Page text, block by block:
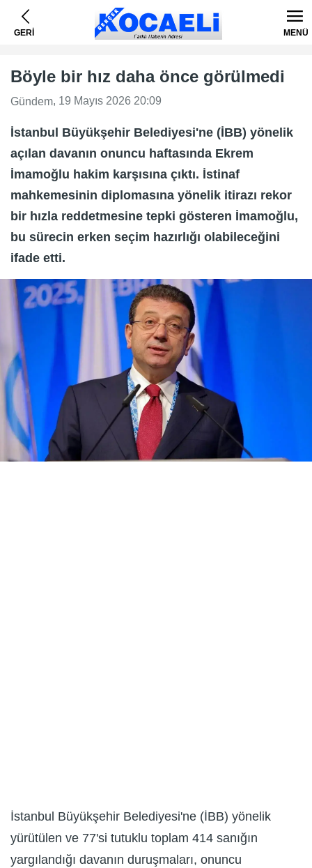
GERİ MENÜ
Böyle bir hız daha önce görülmedi
Gündem, 19 Mayıs 2026 20:09
İstanbul Büyükşehir Belediyesi'ne (İBB) yönelik
açılan davanın onuncu haftasında Ekrem
İmamoğlu hakim karşısına çıktı. İstinaf
mahkemesinin diplomasına yönelik itirazı rekor
bir hızla reddetmesine tepki gösteren İmamoğlu,
bu sürecin erken seçim hazırlığı olabileceğini
ifade etti.
İstanbul Büyükşehir Belediyesi'ne (İBB) yönelik
yürütülen ve 77'si tutuklu toplam 414 sanığın
yargılandığı davanın duruşmaları, onuncu